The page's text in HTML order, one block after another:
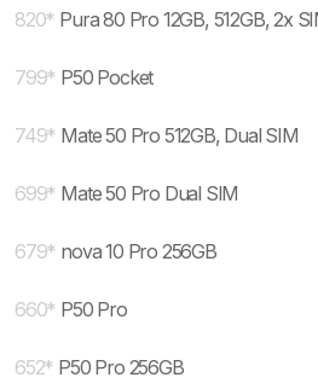
820* Pura 80 Pro 12GB, 512GB, 2x
799* P50 Pocket
749* Mate 50 Pro 512GB, Dual SIM
699* Mate 50 Pro Dual SIM
679* nova 10 Pro 256GB
660* P50 Pro
652* P50 Pro 256GB